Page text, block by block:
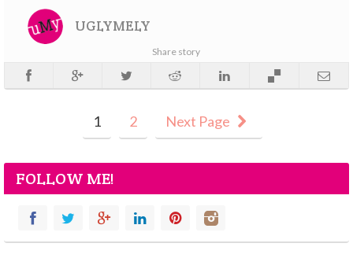
UGLYMELY
Share story
1 2 Next Page
FOLLOW ME!